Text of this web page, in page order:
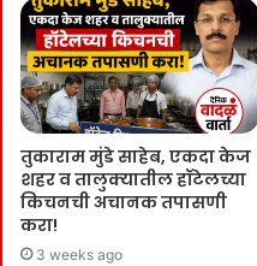
तुकाराम मुंडे साहेब, एकदा केज
शहर व तालुक्यातील हॉटेलच्या
किचनची अचानक तपासणी
करा!
3 weeks ago